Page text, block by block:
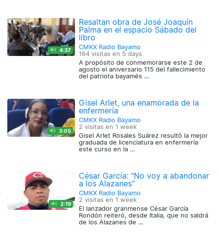
4:37
Resaltan obra de José Joaquín
Palma en el espacio Sábado del
libro
CMKX Radio Bayamo
164 visitas en 5 days
A propósito de conmemorarse este 2 de
agosto el aniversario 115 del fallecimiento
del patriota bayamés …
3:05
Gisel Arlet, una enamorada de la
enfermería
CMKX Radio Bayamo
2 visitas en 1 week
Gisel Arlet Rosales Suárez resultó la mejor
graduada de licenciatura en enfermería
este curso en la …
2:19
César García: “No voy a abandonar
a los Alazanes”
CMKX Radio Bayamo
2 visitas en 1 week
El lanzador granmense César García
Rondón reiteró, desde Italia, que no saldrá
de los Alazanes de …